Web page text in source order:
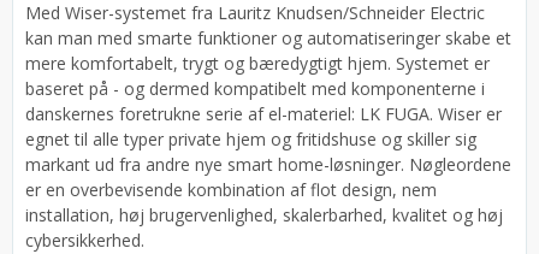
Med Wiser-systemet fra Lauritz Knudsen/Schneider Electric
kan man med smarte funktioner og automatiseringer skabe et
mere komfortabelt, trygt og bæredygtigt hjem. Systemet er
baseret på - og dermed kompatibelt med komponenterne i
danskernes foretrukne serie af el-materiel: LK FUGA. Wiser er
egnet til alle typer private hjem og fritidshuse og skiller sig
markant ud fra andre nye smart home-løsninger. Nøgleordene
er en overbevisende kombination af flot design, nem
installation, høj brugervenlighed, skalerbarhed, kvalitet og høj
cybersikkerhed.